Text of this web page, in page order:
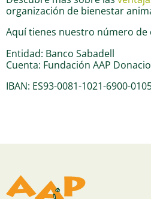
organización de bienestar
Aquí tienes nuestro número de
Entidad: Banco Sabadell
Cuenta: Fundación AAP
IBAN: ES93-0081-1021-6900-